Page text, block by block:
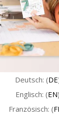
Deutsch: (DE
Englisch: (EN)
Französisch: (